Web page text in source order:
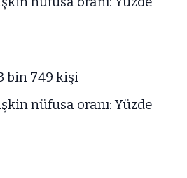
bin 749 kişi
nüfusa oranı: Yüzde